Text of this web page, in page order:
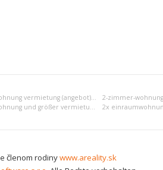
1-zimmer-wohnung vermietung (angebot) Košice II
5-zimmer-wohnung und größer vermietung (angebot) Košice II
členom rodinywww.areality.sk